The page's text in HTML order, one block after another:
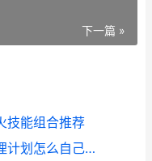
下一篇 »
技能组合推荐
深入解析河狸计划游戏评价 河狸计划怎么自己做游戏